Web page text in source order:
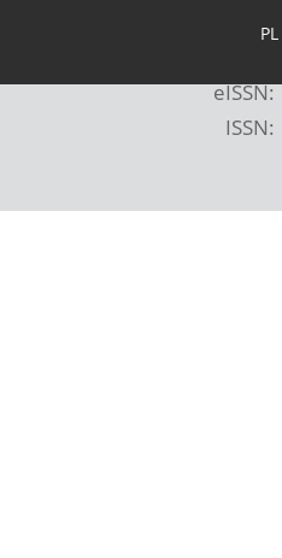
PL
eISSN:
ISSN: